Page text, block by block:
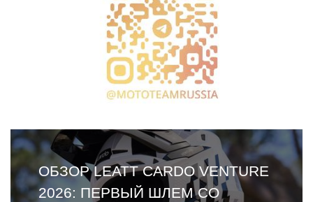
ОБЗОР LEATT CARDO VENTURE
2026: ПЕРВЫЙ ШЛЕМ СО